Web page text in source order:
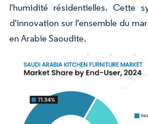
l'humidité résidentielles. Cette
d'innovation sur l'ensemble du
en Arabie Saoudite.